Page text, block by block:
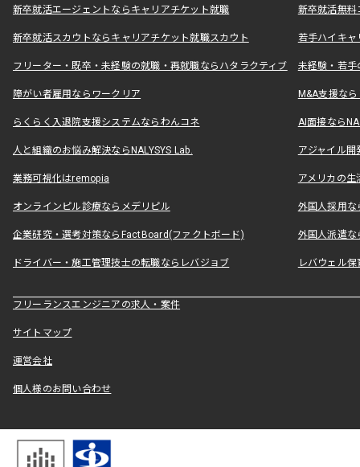
新卒就活エージェントならキャリアチケット就職 新卒就活無料
新卒就活スカウトならキャリアチケット就職スカウト 若手ハイキ
フリーター・既卒・未経験の就職・再就職ならハタラクティブ 未経験・若手
障がい者雇用ならワークリア M&A支援な
らくらく入退院支援システムならわんコネ AI面接なら
人と組織のお悩み解決ならNALYSYS Lab. アジャイル
業務可視化はremopia アメリカの
オンラインピル診療ならメデリピル 外国人採用
企業研究・選考対策ならFactBoard(ファクトボード) 外国人派遣な
ドライバー・施工管理技士の転職ならレバジョブ レバウェル
フリーランスエンジニアの求人・案件
サイトマップ
運営会社
個人様のお問い合わせ